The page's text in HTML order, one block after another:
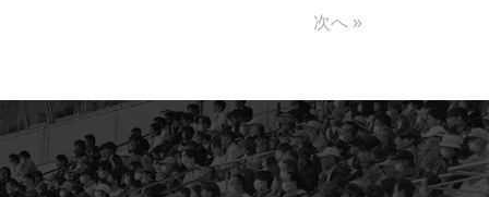
次へ »